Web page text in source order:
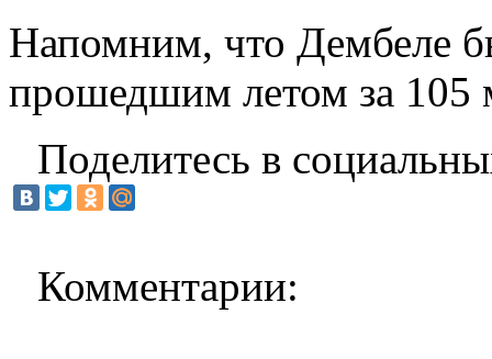
Напомним, что Дембеле
прошедшим летом за 105
Поделитесь в
Комментарии: